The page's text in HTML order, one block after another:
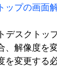
ップの画面
デスクトッ
、解像度を
を変更する